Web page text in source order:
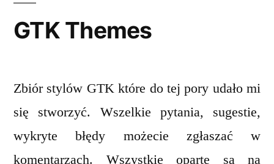
GTK Themes
Zbiór stylów GTK które do tej pory udało mi
się stworzyć. Wszelkie pytania, sugestie,
wykryte błędy możecie zgłaszać w
komentarzach. Wszystkie oparte są na